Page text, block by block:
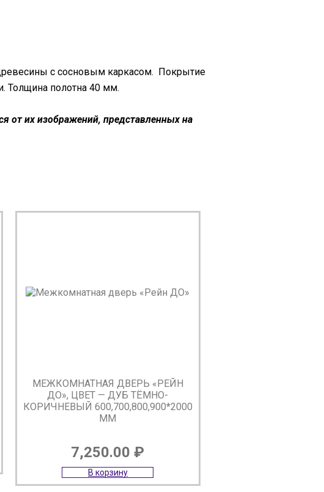
с сосновым каркасом. Покрытие
Толщина полотна 40 мм.
от их изображений, представленных на
МЕЖКОМНАТНАЯ ДВЕРЬ «РЕЙН
ДО», ЦВЕТ — ДУБ ТЁМНО-
КОРИЧНЕВЫЙ 600,700,800,900*2000
ММ
7,250.00₽
В корзину